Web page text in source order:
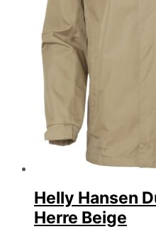
Helly Hansen
Herre Beige